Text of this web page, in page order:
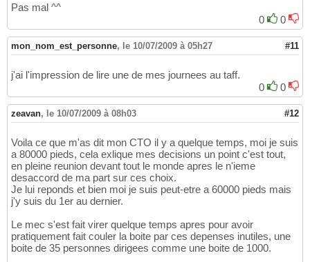
Pas mal ^^
0
0
mon_nom_est_personne, le 10/07/2009 à 05h27 #11
j'ai l'impression de lire une de mes journees au taff.
0
0
zeavan, le 10/07/2009 à 08h03 #12
Voila ce que m'as dit mon CTO il y a quelque temps, moi je suis
a 80000 pieds, cela exlique mes decisions un point c'est tout,
en pleine reunion devant tout le monde apres le n'ieme
desaccord de ma part sur ces choix.
Je lui reponds et bien moi je suis peut-etre a 60000 pieds mais
j'y suis du 1er au dernier.
Le mec s'est fait virer quelque temps apres pour avoir
pratiquement fait couler la boite par ces depenses inutiles, une
boite de 35 personnes dirigees comme une boite de 1000.